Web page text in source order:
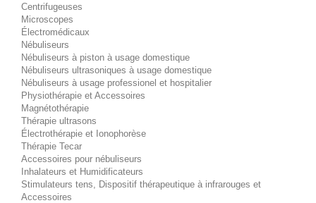
Centrifugeuses
Microscopes
Électromédicaux
Nébuliseurs
Nébuliseurs à piston à usage domestique
Nébuliseurs ultrasoniques à usage domestique
Nébuliseurs à usage professionel et hospitalier
Physiothérapie et Accessoires
Magnétothérapie
Thérapie ultrasons
Électrothérapie et Ionophorèse
Thérapie Tecar
Accessoires pour nébuliseurs
Inhalateurs et Humidificateurs
Stimulateurs tens, Dispositif thérapeutique à infrarouges et
Accessoires